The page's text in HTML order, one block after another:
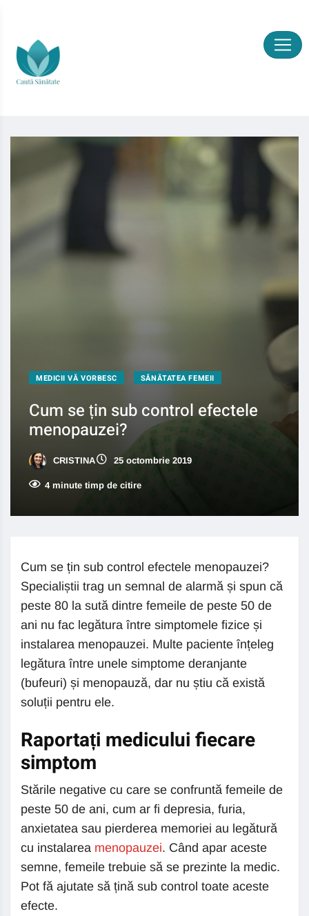
MEDICII VĂ VORBESC SĂNĂTATEA FEMEII
Cum se țin sub control efectele
menopauzei?
CRISTINA 25 octombrie 2019
4 minute timp de citire
Cum se țin sub control efectele menopauzei?
Specialiștii trag un semnal de alarmă și spun că
peste 80 la sută dintre femeile de peste 50 de
ani nu fac legătura între simptomele fizice și
instalarea menopauzei. Multe paciente înțeleg
legătura între unele simptome deranjante
(bufeuri) și menopauză, dar nu știu că există
soluții pentru ele.
Raportați medicului fiecare
simptom
Stările negative cu care se confruntă femeile de
peste 50 de ani, cum ar fi depresia, furia,
anxietatea sau pierderea memoriei au legătură
cu instalarea menopauzei. Când apar aceste
semne, femeile trebuie să se prezinte la medic.
Pot fă ajutate să țină sub control toate aceste
efecte.